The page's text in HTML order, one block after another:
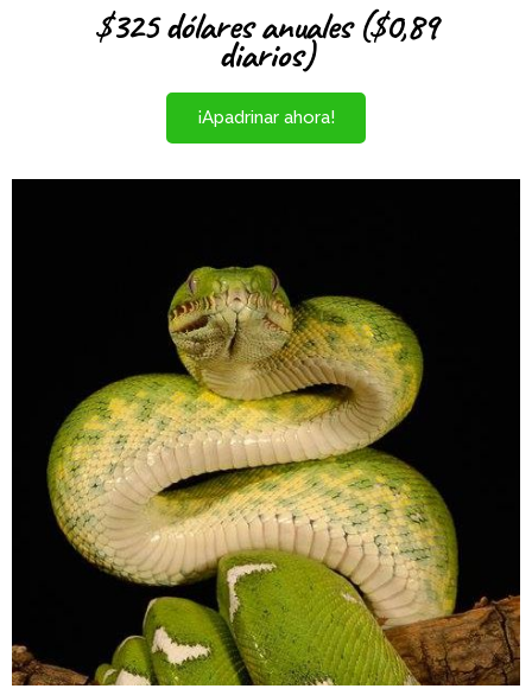
$325 dólares anuales ($0,89
diarios)
¡Apadrinar ahora!